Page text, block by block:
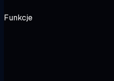
Funkcje